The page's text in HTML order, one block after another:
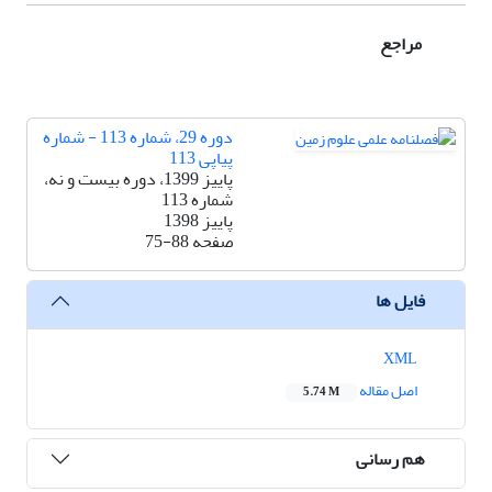
مراجع
دوره 29، شماره 113 - شماره
پیاپی 113
پاییز 1399، دوره بیست و نه،
شماره 113
پاییز 1398
صفحه75-88
فایل ها
اصل مقاله
5.74 M
هم رسانی